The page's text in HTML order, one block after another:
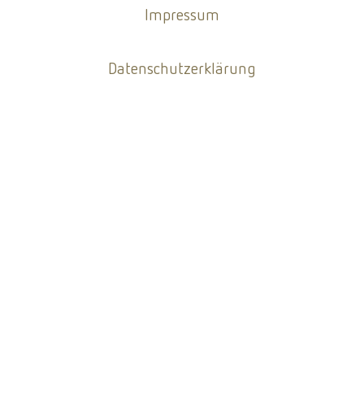
Impressum
Datenschutzerklärung